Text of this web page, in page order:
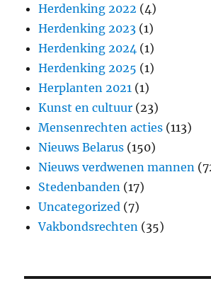
Herdenking 2022 (4)
Herdenking 2023 (1)
Herdenking 2024 (1)
Herdenking 2025 (1)
Herplanten 2021 (1)
Kunst en cultuur (23)
Mensenrechten acties (113)
Nieuws Belarus (150)
Nieuws verdwenen mannen
Stedenbanden (17)
Uncategorized (7)
Vakbondsrechten (35)